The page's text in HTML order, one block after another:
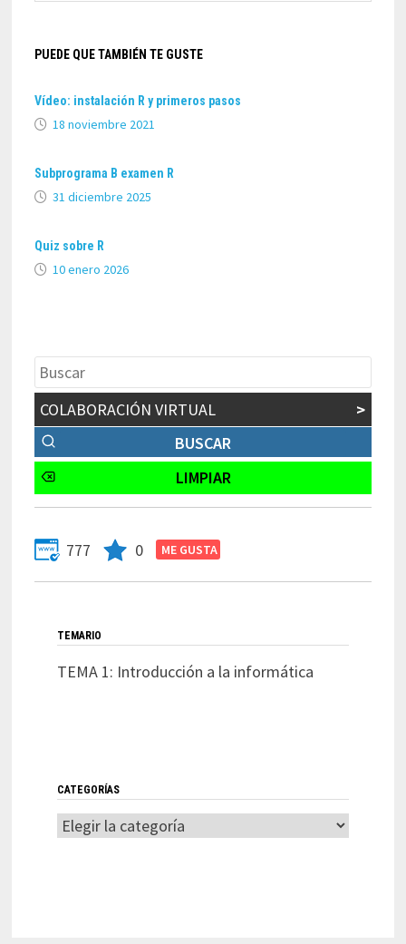
PUEDE QUE TAMBIÉN TE GUSTE
Vídeo: instalación R y primeros pasos
18 noviembre 2021
Subprograma B examen R
31 diciembre 2025
Quiz sobre R
10 enero 2026
COLABORACIÓN VIRTUAL >
777 0
TEMARIO
TEMA 1: Introducción a la informática
CATEGORÍAS
Categorías